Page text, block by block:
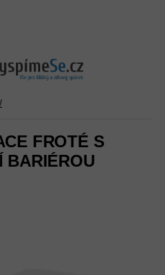
/
FROTÉ S
BARIÉROU